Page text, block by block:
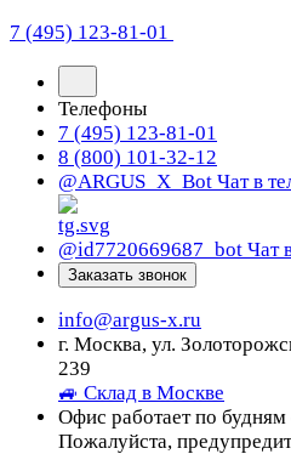
7 (495) 123-81-01
Телефоны
7 (495) 123-81-01
8 (800) 101-32-12
@ARGUS_X_Bot Чат в
@id7720669687_bot Чат
Заказать звонок
info@argus-x.ru
г. Москва, ул.
239
🚙 Склад в Москве
Офис работает по
Пожалуйста,